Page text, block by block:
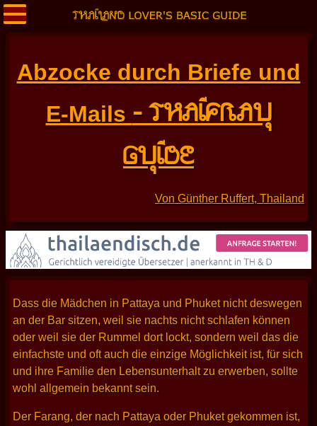
Abzocke durch Briefe und
E-Mails - THAIFRAU
GUIDE
Von Günther Ruffert, Thailand
Dass die Mädchen in Pattaya und Phuket nicht deswegen
an der Bar sitzen, weil sie nachts nicht schlafen können
oder weil sie der Rummel dort lockt, sondern weil das die
einfachste und oft auch die einzige Möglichkeit ist, für sich
und ihre Familie den Lebensunterhalt zu erwerben, sollte
wohl allgemein bekannt sein.
Der Farang, der nach Pattaya oder Phuket gekommen ist,